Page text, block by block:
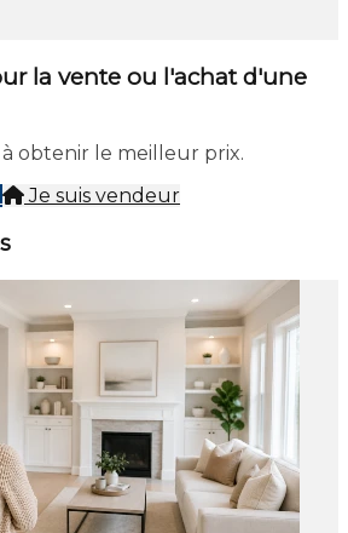
la vente ou l'achat d'une
obtenir le meilleur prix.
Je suis vendeur